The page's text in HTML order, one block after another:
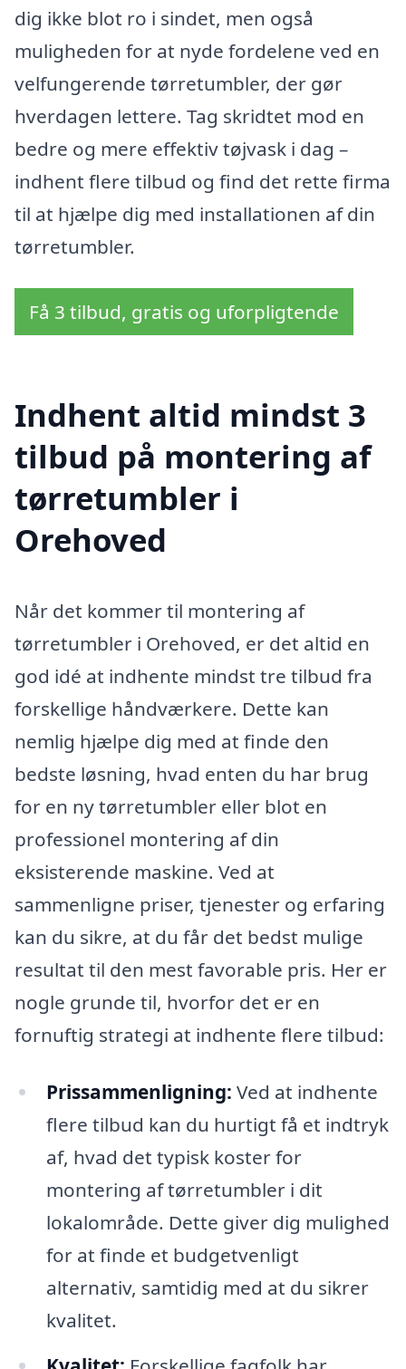
dig ikke blot ro i sindet, men også
muligheden for at nyde fordelene ved en
velfungerende tørretumbler, der gør
hverdagen lettere. Tag skridtet mod en
bedre og mere effektiv tøjvask i dag –
indhent flere tilbud og find det rette firma
til at hjælpe dig med installationen af din
tørretumbler.
Få 3 tilbud, gratis og uforpligtende
Indhent altid mindst 3
tilbud på montering af
tørretumbler i
Orehoved
Når det kommer til montering af
tørretumbler i Orehoved, er det altid en
god idé at indhente mindst tre tilbud fra
forskellige håndværkere. Dette kan
nemlig hjælpe dig med at finde den
bedste løsning, hvad enten du har brug
for en ny tørretumbler eller blot en
professionel montering af din
eksisterende maskine. Ved at
sammenligne priser, tjenester og erfaring
kan du sikre, at du får det bedst mulige
resultat til den mest favorable pris. Her er
nogle grunde til, hvorfor det er en
fornuftig strategi at indhente flere tilbud:
Prissammenligning: Ved at indhente
flere tilbud kan du hurtigt få et indtryk
af, hvad det typisk koster for
montering af tørretumbler i dit
lokalområde. Dette giver dig mulighed
for at finde et budgetvenligt
alternativ, samtidig med at du sikrer
kvalitet.